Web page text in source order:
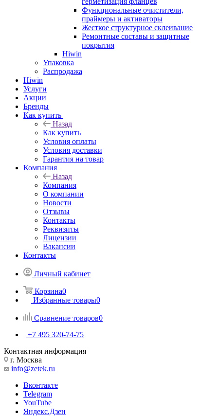
Функциональные очистители,
праймеры и активаторы
Жесткое структурное склеивание
Ремонтные составы и защитные
покрытия
Hiwin
Упаковка
Распродажа
Hiwin
Услуги
Акции
Бренды
Как купить
Назад
Как купить
Условия оплаты
Условия доставки
Гарантия на товар
Компания
Назад
Компания
О компании
Новости
Отзывы
Контакты
Реквизиты
Лицензии
Вакансии
Контакты
Личный кабинет
Корзина0
Избранные товары0
Сравнение товаров0
+7 495 320-74-75
Контактная информация
г. Москва
info@zetek.ru
Вконтакте
Telegram
YouTube
Яндекс.Дзен